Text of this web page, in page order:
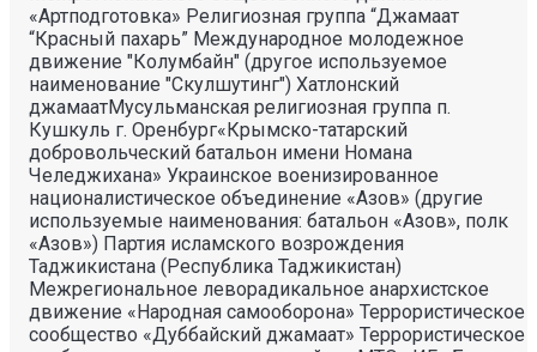
«Артподготовка» Религиозная группа “Джамаат
“Красный пахарь” Международное молодежное
движение "Колумбайн" (другое используемое
наименование "Скулшутинг") Хатлонский
джамаатМусульманская религиозная группа п.
Кушкуль г. Оренбург«Крымско-татарский
добровольческий батальон имени Номана
Челеджихана» Украинское военизированное
националистическое объединение «Азов» (другие
используемые наименования: батальон «Азов», полк
«Азов») Партия исламского возрождения
Таджикистана (Республика Таджикистан)
Межрегиональное леворадикальное анархистское
движение «Народная самооборона» Террористическое
сообщество «Дуббайский джамаат» Террористическое